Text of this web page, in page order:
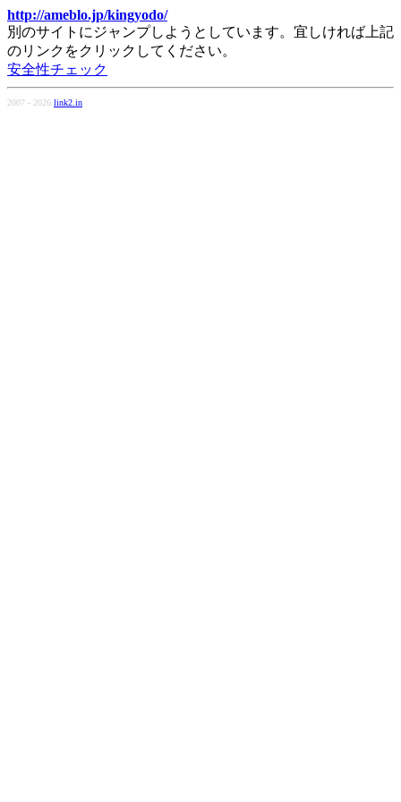
http://ameblo.jp/kingyodo/
別のサイトにジャンプしようとしています。宜しければ上記
のリンクをクリックしてください。
安全性チェック
2007 - 2026 link2.in